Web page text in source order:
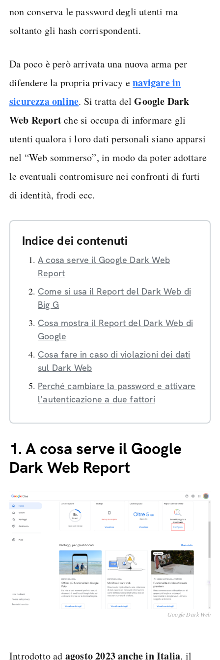
non conserva le password degli utenti ma
soltanto gli hash corrispondenti.
Da poco è però arrivata una nuova arma per
difendere la propria privacy enavigare in
sicurezza online. Si tratta del Google Dark
Web Reportche si occupa di informare gli
utenti qualora i loro dati personali siano apparsi
nel “Web sommerso”, in modo da poter adottare
le eventuali contromisure nei confronti di furti
di identità, frodi ecc.
Indice dei contenuti
A cosa serve il Google Dark Web
Report
Come si usa il Report del Dark Web di
Big G
Cosa mostra il Report del Dark Web di
Google
Cosa fare in caso di violazioni dei dati
sul Dark Web
Perché cambiare la password e attivare
l’autenticazione a due fattori
1. A cosa serve il Google
Dark Web Report
Google Dark Web
Introdotto ad agosto 2023 anche in Italia, il